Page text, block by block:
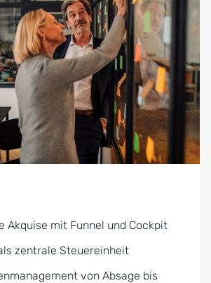
Akquise mit Funnel und Cockpit
zentrale Steuereinheit
von Absage bis